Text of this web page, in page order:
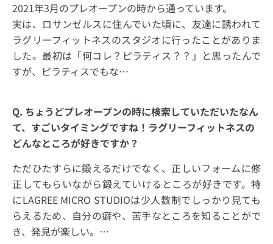
2021年3月のプレオープンの時から通っています。
実は、ロサンゼルスに住んでいた頃に、友達に誘われて
ラグリーフィットネスのスタジオに行ったことがありま
した。最初は「何コレ？ピラティス？？」と思ったんで
すが、ピラティスでもな…
Q. ちょうどプレオープンの時に検索していただいたなん
て、すごいタイミングですね！ラグリーフィットネスの
どんなところが好きですか？
ただひたすらに鍛えるだけでなく、正しいフォームに修
正してもらいながら鍛えていけるところが好きです。特
にLAGREE MICRO STUDIOは少人数制でしっかり見ても
らえるため、自分の癖や、苦手なところを知ることがで
き、発見が楽しい。…